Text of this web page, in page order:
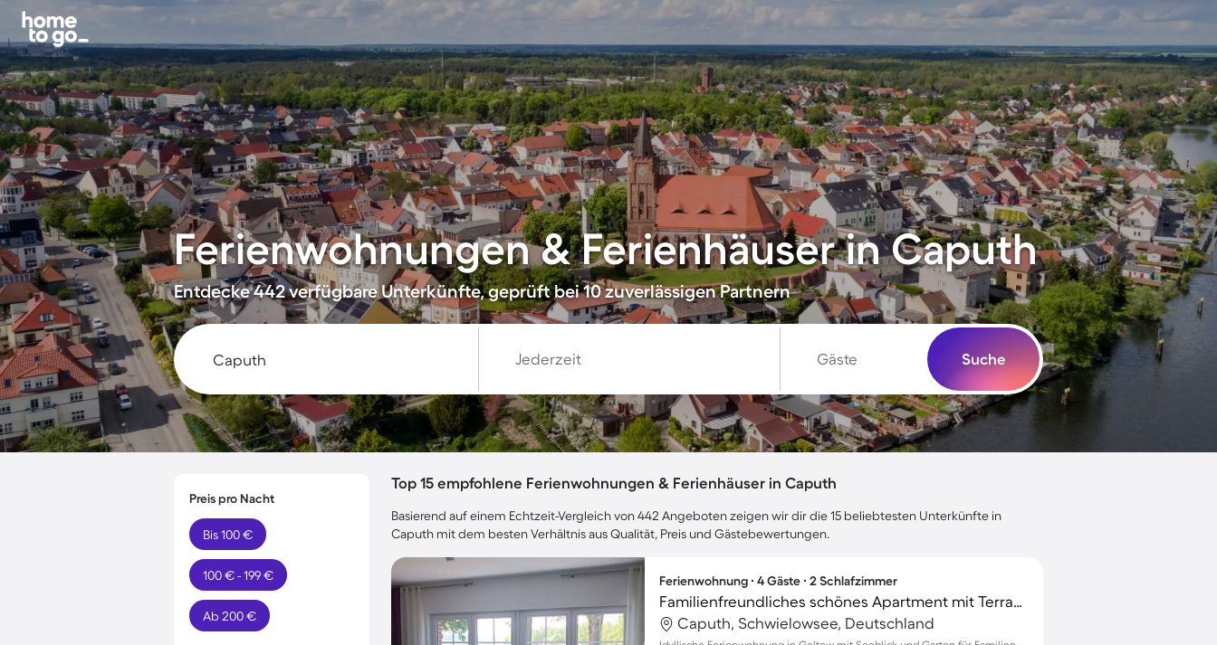
Ferienwohnungen & Ferienhäuser in Caputh
Entdecke 442 verfügbare Unterkünfte, geprüft bei 10 zuverlässigen Partnern
Jederzeit Gäste Suche
Preis pro Nacht
Bis 100 €
100 € - 199 €
Ab 200 €
Top 15 empfohlene Ferienwohnungen & Ferienhäuser in Caputh
Basierend auf einem Echtzeit-Vergleich von 442 Angeboten zeigen wir dir die 15 beliebtesten Unterkünfte in
Caputh mit dem besten Verhältnis aus Qualität, Preis und Gästebewertungen.
Ferienwohnung ∙ 4 Gäste ∙ 2 Schlafzimmer
Familienfreundliches schönes Apartment mit Terrasse, Garten und Grill | Seeblick
Caputh, Schwielowsee, Deutschland